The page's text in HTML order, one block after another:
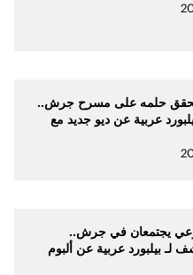
حلمه على مسرح جرش..
عربية عن ديو جديد مع
يجتمعان في جرش..
لـ بيلبورد عربية عن ألبوم